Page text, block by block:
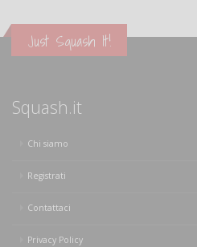
Just Squash It!
Squash.it
Chi siamo
Registrati
Contattaci
Privacy Policy